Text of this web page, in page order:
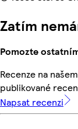
Zatím
Pomozte
Recenze na
publikované
Napsat recenzi